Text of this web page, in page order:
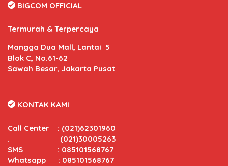
BIGCOM OFFICIAL
Termurah & Terpercaya
Mangga Dua Mall, Lantai 5
Blok C, No.61-62
Sawah Besar, Jakarta Pusat
KONTAK KAMI
Call Center : (021)62301960
. (021)30005263
SMS : 085101568767
Whatsapp : 085101568767